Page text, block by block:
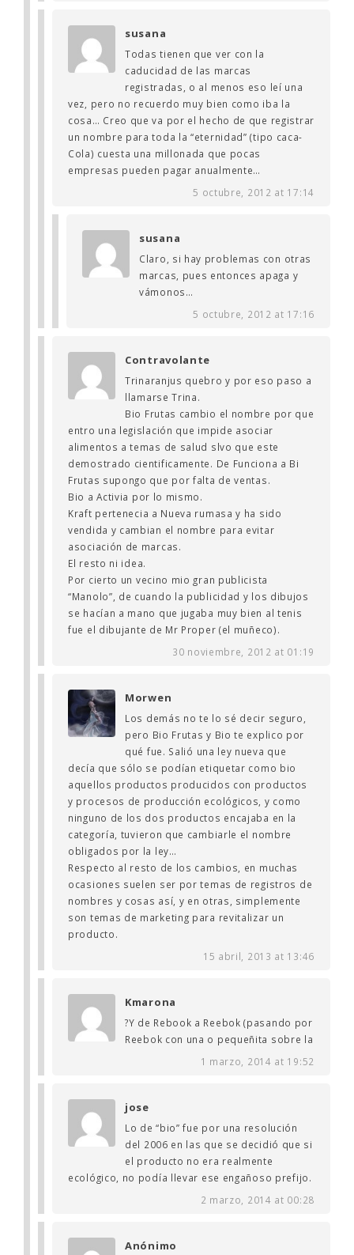
susana
Todas tienen que ver con la
caducidad de las marcas
registradas, o al menos eso leí una
vez, pero no recuerdo muy bien como iba la
cosa… Creo que va por el hecho de que registrar
un nombre para toda la “eternidad” (tipo caca-
Cola) cuesta una millonada que pocas
empresas pueden pagar anualmente…
5 octubre, 2012 at 17:14
susana
Claro, si hay problemas con otras
marcas, pues entonces apaga y
vámonos…
5 octubre, 2012 at 17:16
Contravolante
Trinaranjus quebro y por eso paso a
llamarse Trina.
Bio Frutas cambio el nombre por que
entro una legislación que impide asociar
alimentos a temas de salud slvo que este
demostrado cientificamente. De Funciona a Bi
Frutas supongo que por falta de ventas.
Bio a Activia por lo mismo.
Kraft pertenecia a Nueva rumasa y ha sido
vendida y cambian el nombre para evitar
asociación de marcas.
El resto ni idea.
Por cierto un vecino mio gran publicista
“Manolo”, de cuando la publicidad y los dibujos
se hacían a mano que jugaba muy bien al tenis
fue el dibujante de Mr Proper (el muñeco).
30 noviembre, 2012 at 01:19
Morwen
Los demás no te lo sé decir seguro,
pero Bio Frutas y Bio te explico por
qué fue. Salió una ley nueva que
decía que sólo se podían etiquetar como bio
aquellos productos producidos con productos
y procesos de producción ecológicos, y como
ninguno de los dos productos encajaba en la
categoría, tuvieron que cambiarle el nombre
obligados por la ley…
Respecto al resto de los cambios, en muchas
ocasiones suelen ser por temas de registros de
nombres y cosas así, y en otras, simplemente
son temas de marketing para revitalizar un
producto.
15 abril, 2013 at 13:46
Kmarona
?Y de Rebook a Reebok (pasando por
Reebok con una o pequeñita sobre la
1 marzo, 2014 at 19:52
jose
Lo de “bio” fue por una resolución
del 2006 en las que se decidió que si
el producto no era realmente
ecológico, no podía llevar ese engañoso prefijo.
2 marzo, 2014 at 00:28
Anónimo